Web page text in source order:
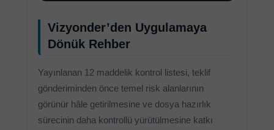
Vizyonder’den Uygulamaya
Dönük Rehber
Yayınlanan 12 maddelik kontrol listesi, teklif
gönderiminden önce temel risk alanlarının
görünür hâle getirilmesine ve dosya hazırlık
sürecinin daha kontrollü yürütülmesine katkı